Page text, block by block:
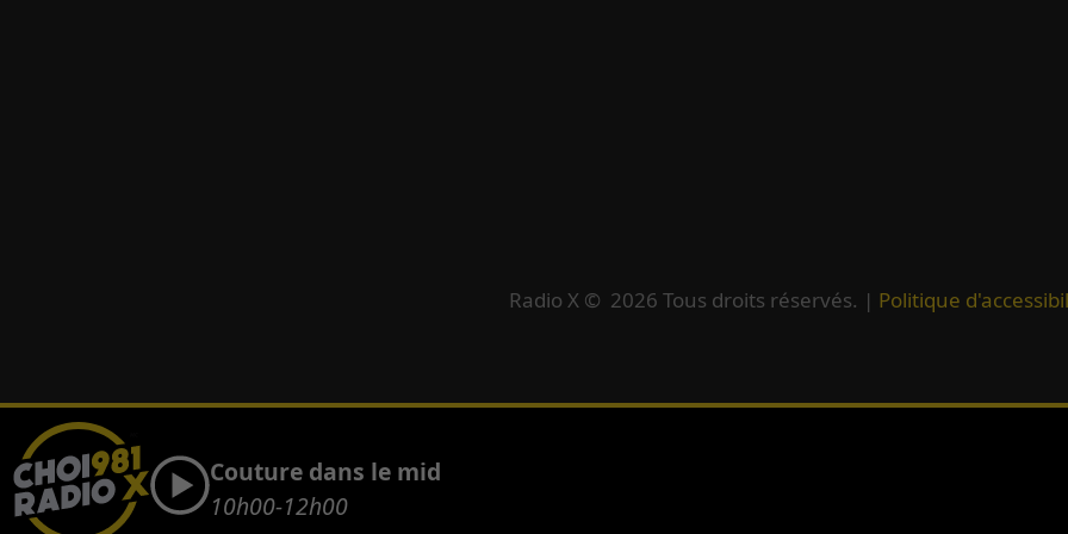
Radio X © 2026 Tous droits réservés. | Politique
Couture dans le mid
10h00-12h00